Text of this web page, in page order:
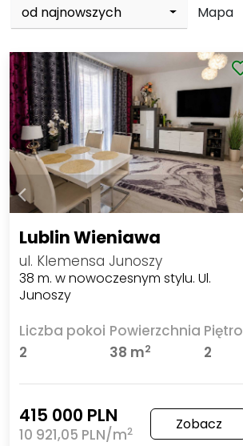
od najnowszych
Mapa
Lublin Wieniawa
ul. Klemensa Junoszy
38 m. w nowoczesnym stylu. Ul.
Junoszy
Liczba pokoi
2
Powierzchnia
38 m2
Piętro
2
415 000 PLN
10 921,05 PLN/m2 Zobacz